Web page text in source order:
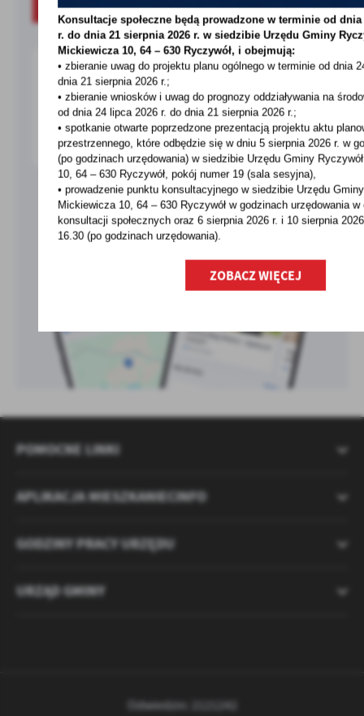
O APLIKACJI
POMOCNE LINKI
APLIKACJA MIESZKANIECINFO
GODZINY PRACY URZĘDU
URZĄD GMINY
Odwiedzin: 2121242
Konsultacje społeczne będą prowadzone w terminie od
r. do dnia 21 sierpnia 2026 r. w siedzibie Urzędu Gminy
Mickiewicza 10, 64 – 630 Ryczywół, i obejmują:
• zbieranie uwag do projektu planu ogólnego w terminie od dnia
dnia 21 sierpnia 2026 r.;
• zbieranie wniosków i uwag do prognozy oddziaływania na
od dnia 24 lipca 2026 r. do dnia 21 sierpnia 2026 r.;
• spotkanie otwarte poprzedzone prezentacją projektu aktu
przestrzennego, które odbędzie się w dniu 5 sierpnia 2026 r. w
(po godzinach urzędowania) w siedzibie Urzędu Gminy
10, 64 – 630 Ryczywół, pokój numer 19 (sala sesyjna),
• prowadzenie punktu konsultacyjnego w siedzibie Urzędu
Mickiewicza 10, 64 – 630 Ryczywół w godzinach urzędowania
konsultacji społecznych oraz 6 sierpnia 2026 r. i 10 sierpnia
16.30 (po godzinach urzędowania).
ZOBACZ WIĘCEJ